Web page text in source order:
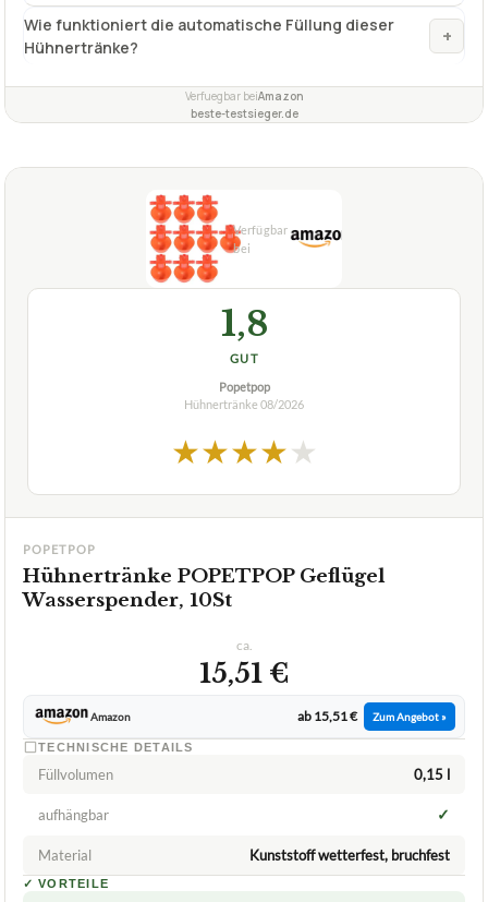
Wie funktioniert die automatische Füllung dieser
Hühnertränke?
+
Verfuegbar beiAmazon
beste-testsieger.de
1,8
GUT
Popetpop
Hühnertränke 08/2026
★★★★★
POPETPOP
Hühnertränke POPETPOP Geflügel
Wasserspender, 10St
ca.
15,51 €
Amazon ab 15,51 € Zum Angebot »
TECHNISCHE DETAILS
Füllvolumen 0,15 l
aufhängbar ✓
Material Kunststoff wetterfest, bruchfest
✓ VORTEILE